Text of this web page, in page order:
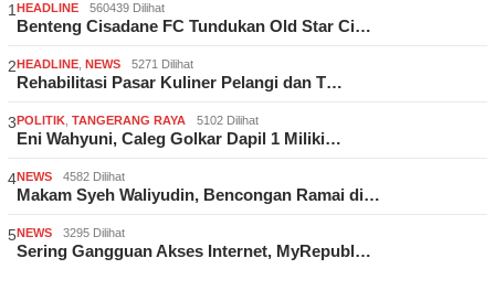
1 HEADLINE 560439 Dilihat
Benteng Cisadane FC Tundukan Old Star Ci…
2HEADLINE NEWS 5271 Dilihat
Rehabilitasi Pasar Kuliner Pelangi dan T…
3POLITIK TANGERANG RAYA 5102 Dilihat
Eni Wahyuni, Caleg Golkar Dapil 1 Miliki…
4NEWS 4582 Dilihat
Makam Syeh Waliyudin, Bencongan Ramai di…
5NEWS 3295 Dilihat
Sering Gangguan Akses Internet, MyRepubl…